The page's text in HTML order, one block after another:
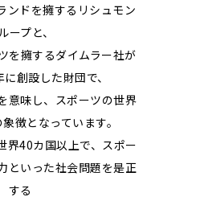
ンドを擁するリシュモン
ープと、
を擁するダイムラー社が
創設した財団で、
意味し、スポーツの世界
徴となっています。
界40カ国以上で、スポー
といった社会問題を是正
する